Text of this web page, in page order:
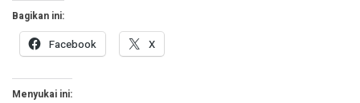
Bagikan ini:
Facebook X
Menyukai ini: